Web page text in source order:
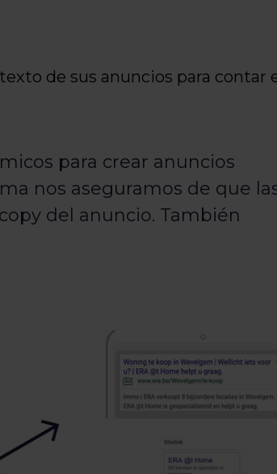
de sus anuncios para contar
para crear anuncios
nos aseguramos de que
del anuncio. También